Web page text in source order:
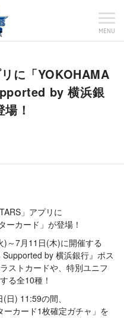
MENU
リに「YOKOHAMA
by 横浜銀
！
」アプリに
ーカード」が登場！
～7月11日(木)に開催する
by 横浜銀行』ポス
ストカードや、特別ユニフ
る全10種！
) 11:59の間、
ーカード1枚確定ガチャ」を